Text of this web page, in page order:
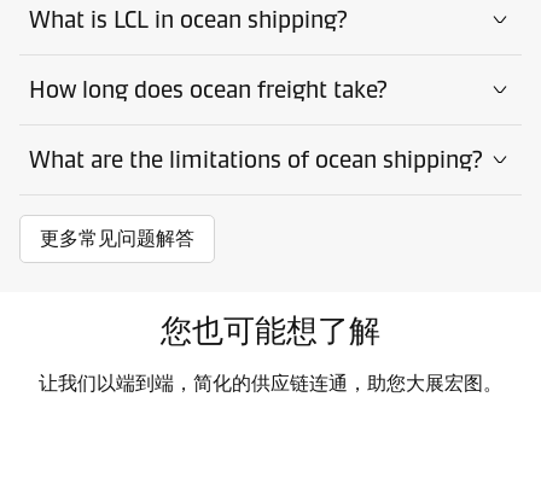
What is LCL in ocean shipping?
How long does ocean freight take?
What are the limitations of ocean shipping?
更多常见问题解答
您也可能想了解
让我们以端到端，简化的供应链连通，助您大展宏图。